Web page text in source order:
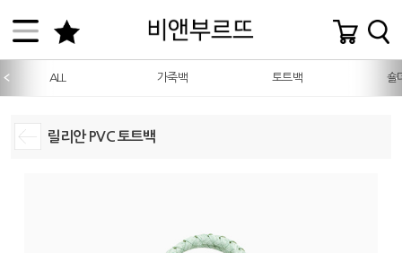
ALL 가죽백 토트백 숄
릴리안 PVC 토트백